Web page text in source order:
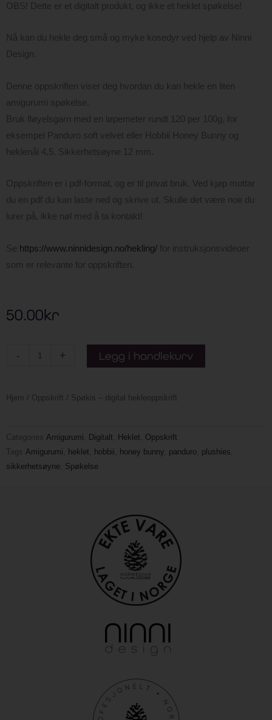
OBS! Dette er et digitalt produkt, og ikke et heklet spøkelse!
Nå kan du hekle deg små og myke kosedyr ved hjelp av Ninni
Design.
Denne oppskriften viser deg hvordan du kan hekle en liten
amigurumi spøkelse.
Bruk fløyelsgarn med en løpemeter rundt 120 per 100g, for
eksempel Panduro soft velvet eller Hobbii Honey Bunny og
heklenål 4,5. Sikkerhetsøyne 12 mm.
Oppskriften er i pdf-format, og er til privat bruk. Ved kjøp mottar
du en pdf du kan laste ned og skrive ut. Skulle det være noe du
lurer på, ikke nøl med å ta kontakt!
Se https://www.ninnidesign.no/hekling/ for instruksjonsvideoer
som er relevante for oppskriften.
50.00kr
-
hekleoppskrift
+ Legg i handlekurv
Hjem / Oppskrift / Spøkis – digital hekleoppskrift
Categories Amigurumi Digitalt Heklet
Oppskrift
Tags Amigurumi heklet hobbii honey bunny panduro plushies
sikkerhetsøyne Spøkelse